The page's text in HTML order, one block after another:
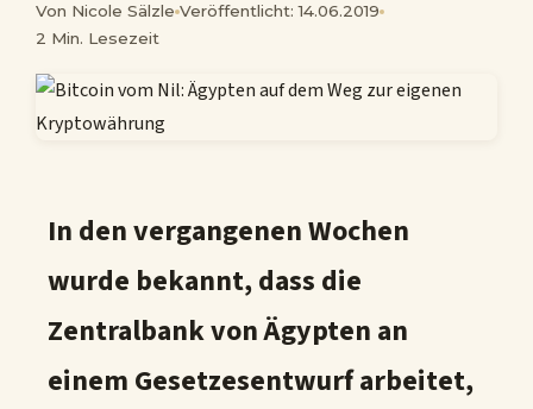
Von Nicole Sälzle Veröffentlicht: 14.06.2019
2 Min. Lesezeit
In den vergangenen Wochen
wurde bekannt, dass die
Zentralbank von Ägypten an
einem Gesetzesentwurf arbeitet,